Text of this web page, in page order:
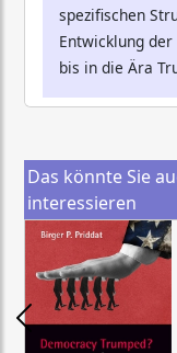
spezifischen
Entwicklung
bis in die Ära
Das könnte Sie
interessieren